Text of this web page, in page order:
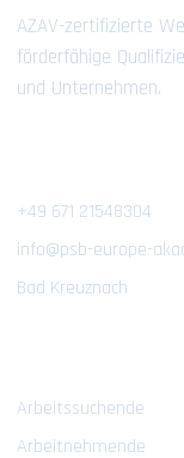
AZAV-zertifizierte
förderfähige
und Unternehmen.
+49 671 21548304
info@psb-europe-
Bad Kreuznach
Arbeitssuchende
Arbeitnehmende